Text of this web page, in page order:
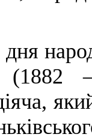
дня
(1882